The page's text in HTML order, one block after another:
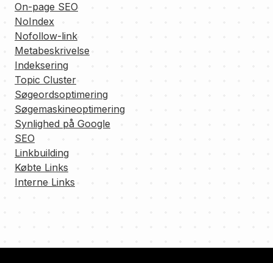
On-page SEO
NoIndex
Nofollow-link
Metabeskrivelse
Indeksering
Topic Cluster
Søgeordsoptimering
Søgemaskineoptimering
Synlighed på Google
SEO
Linkbuilding
Købte Links
Interne Links